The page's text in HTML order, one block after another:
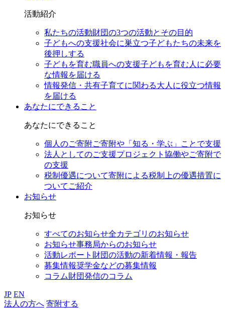
活動紹介
私たちの活動財団の3つの活動とその目的
子どもへの支援社会に巣立つ子どもたちの未来を
後押しする
子どもを育む職員への支援子どもを育む人に必要
な情報を届ける
情報発信・共有子育てに関わる大人に役立つ情報
を届ける
あなたにできること
あなたにできること
個人のご寄附ご寄附や「知る・学ぶ」ことで支援
法人としてのご支援プロジェクト協働やご寄附で
の支援
税制優遇について寄附による税制上の優遇措置に
ついてご紹介
お知らせ
お知らせ
すべてのお知らせ全カテゴリのお知らせ
お知らせ事務局からのお知らせ
活動レポート 財団の活動の新着情報・報告
募集情報奨学金などの募集情報
コラム財団発信のコラム
JP EN
法人の方へ 寄附する